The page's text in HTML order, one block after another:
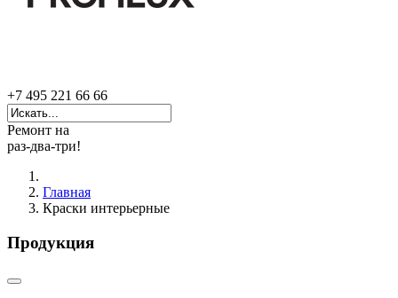
+7 495 221 66 66
Ремонт на
раз-два-три!
Главная
Краски интерьерные
Продукция